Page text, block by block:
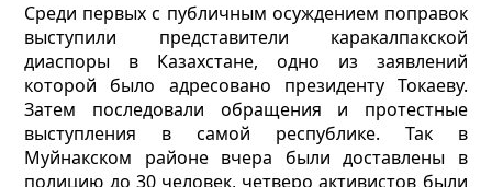
Среди первых с публичным осуждением поправок
выступили представители каракалпакской
диаспоры в Казахстане, одно из заявлений
которой было адресовано президенту Токаеву.
Затем последовали обращения и протестные
выступления в самой республике. Так в
Муйнакском районе вчера были доставлены в
полицию до 30 человек, четверо активистов были